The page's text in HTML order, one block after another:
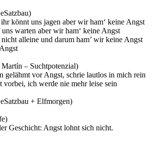
könnt uns jagen aber wir ham‘ keine Angst
warten aber wir ham‘ keine Angst
alleine und darum ham’ wir keine Angst
– Suchtpotenzial)
gelähmt vor Angst, schrie lautlos in mich rein
ich werde nie mehr leise sein
+ Elfmorgen)
Geschicht: Angst lohnt sich nicht.